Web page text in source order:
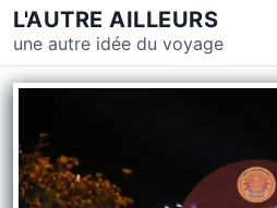
L'AUTRE AILLEURS
une autre idée du voyage